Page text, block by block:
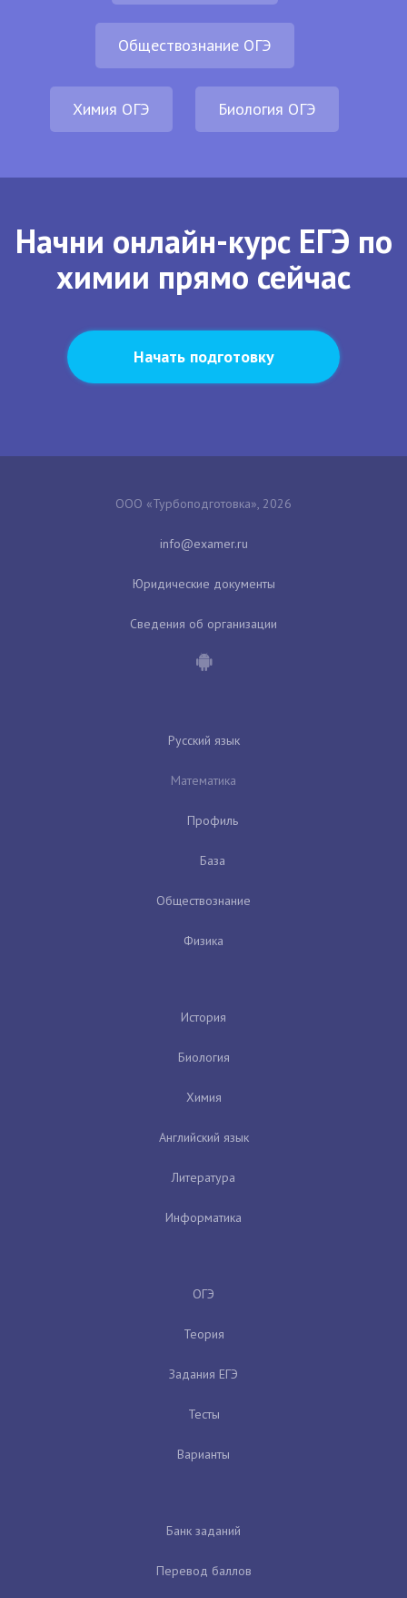
Обществознание ОГЭ
Химия ОГЭ Биология ОГЭ
Начни онлайн-курс ЕГЭ по
химии прямо сейчас
Начать подготовку
ООО «Турбоподготовка», 2026
Юридические документы
Сведения об организации
Русский язык
Математика
Профиль
База
Обществознание
Физика
История
Биология
Химия
Английский язык
Литература
Информатика
ОГЭ
Теория
Задания ЕГЭ
Тесты
Варианты
Банк заданий
Перевод баллов